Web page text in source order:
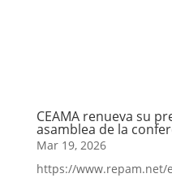
CEAMA renueva su
asamblea de la
Mar 19, 2026
https://www.repam.net/